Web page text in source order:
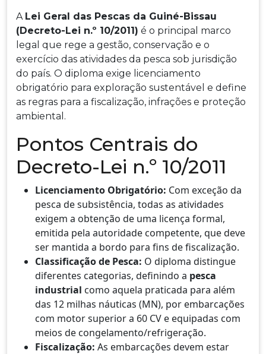
A Lei Geral das Pescas da Guiné-Bissau
(Decreto-Lei n.º 10/2011) é o principal marco
legal que rege a gestão, conservação e o
exercício das atividades da pesca sob jurisdição
do país. O diploma exige licenciamento
obrigatório para exploração sustentável e define
as regras para a fiscalização, infrações e proteção
ambiental.
Pontos Centrais do
Decreto-Lei n.º 10/2011
Licenciamento Obrigatório: Com exceção da
pesca de subsistência, todas as atividades
exigem a obtenção de uma licença formal,
emitida pela autoridade competente, que deve
ser mantida a bordo para fins de fiscalização.
Classificação de Pesca: O diploma distingue
diferentes categorias, definindo a pesca
industrial como aquela praticada para além
das 12 milhas náuticas (MN), por embarcações
com motor superior a 60 CV e equipadas com
meios de congelamento/refrigeração.
Fiscalização: As embarcações devem estar